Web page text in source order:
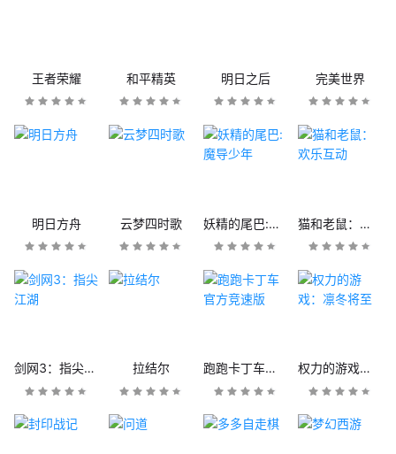
王者荣耀 和平精英 明日之后 完美世界
明日方舟 云梦四时歌 妖精的尾巴:魔导少年 猫和老鼠：欢乐互动
剑网3：指尖江湖 拉结尔 跑跑卡丁车官方竞速版 权力的游戏：凛冬将至